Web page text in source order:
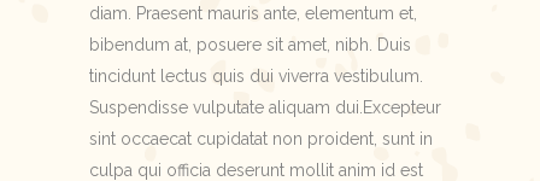
diam. Praesent mauris ante, elementum et,
bibendum at, posuere sit amet, nibh. Duis
tincidunt lectus quis dui viverra vestibulum.
Suspendisse vulputate aliquam dui.Excepteur
sint occaecat cupidatat non proident, sunt in
culpa qui officia deserunt mollit anim id est